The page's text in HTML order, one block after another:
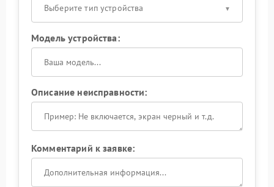
Выберите тип устройства
Модель устройства:
Описание неисправности:
Комментарий к заявке: